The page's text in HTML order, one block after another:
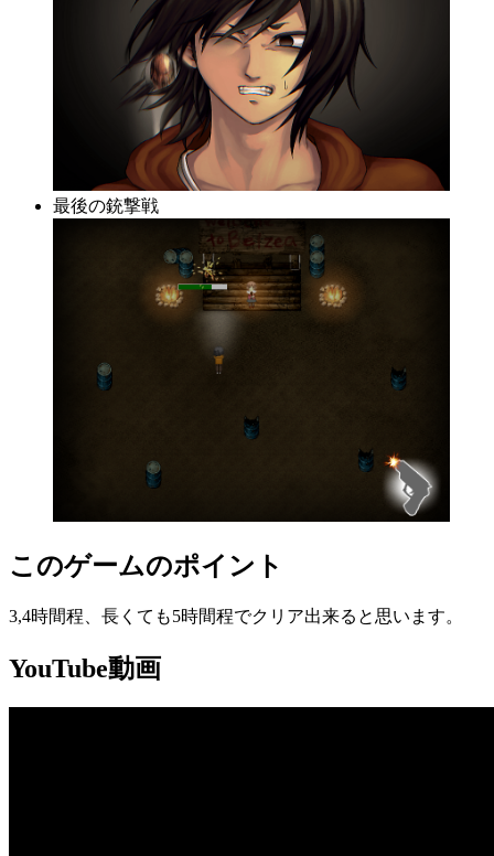
最後の銃撃戦
このゲームのポイント
3,4時間程、長くても5時間程でクリア出来ると思います。
YouTube動画